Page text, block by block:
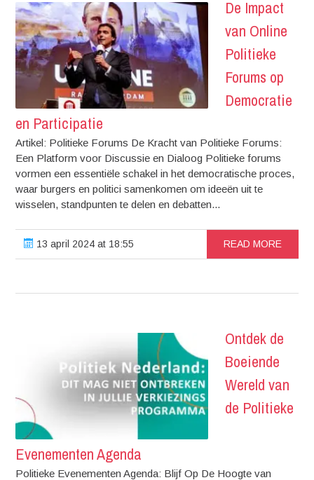
De Impact
van Online
Politieke
Forums op
Democratie
en Participatie
Artikel: Politieke Forums De Kracht van Politieke Forums:
Een Platform voor Discussie en Dialoog Politieke forums
vormen een essentiële schakel in het democratische proces,
waar burgers en politici samenkomen om ideeën uit te
wisselen, standpunten te delen en debatten...
13 april 2024 at 18:55 READ MORE
Ontdek de
Boeiende
Wereld van
de Politieke
Evenementen Agenda
Politieke Evenementen Agenda: Blijf Op De Hoogte van